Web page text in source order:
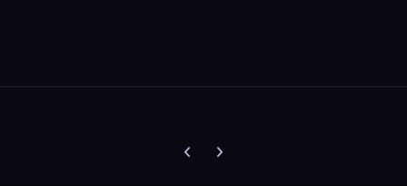
Diapositive précédente
Diapositive suivante